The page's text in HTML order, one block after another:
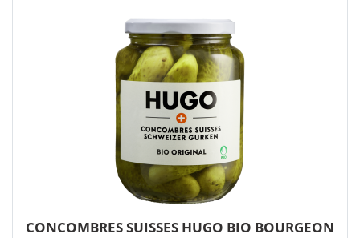
CONCOMBRES SUISSES HUGO BIO BOURGEON